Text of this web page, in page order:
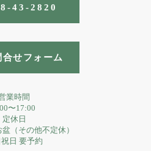
43-2820
合せフォーム
業時間
〜17:00
定休日
（その他不定休）
日 要予約